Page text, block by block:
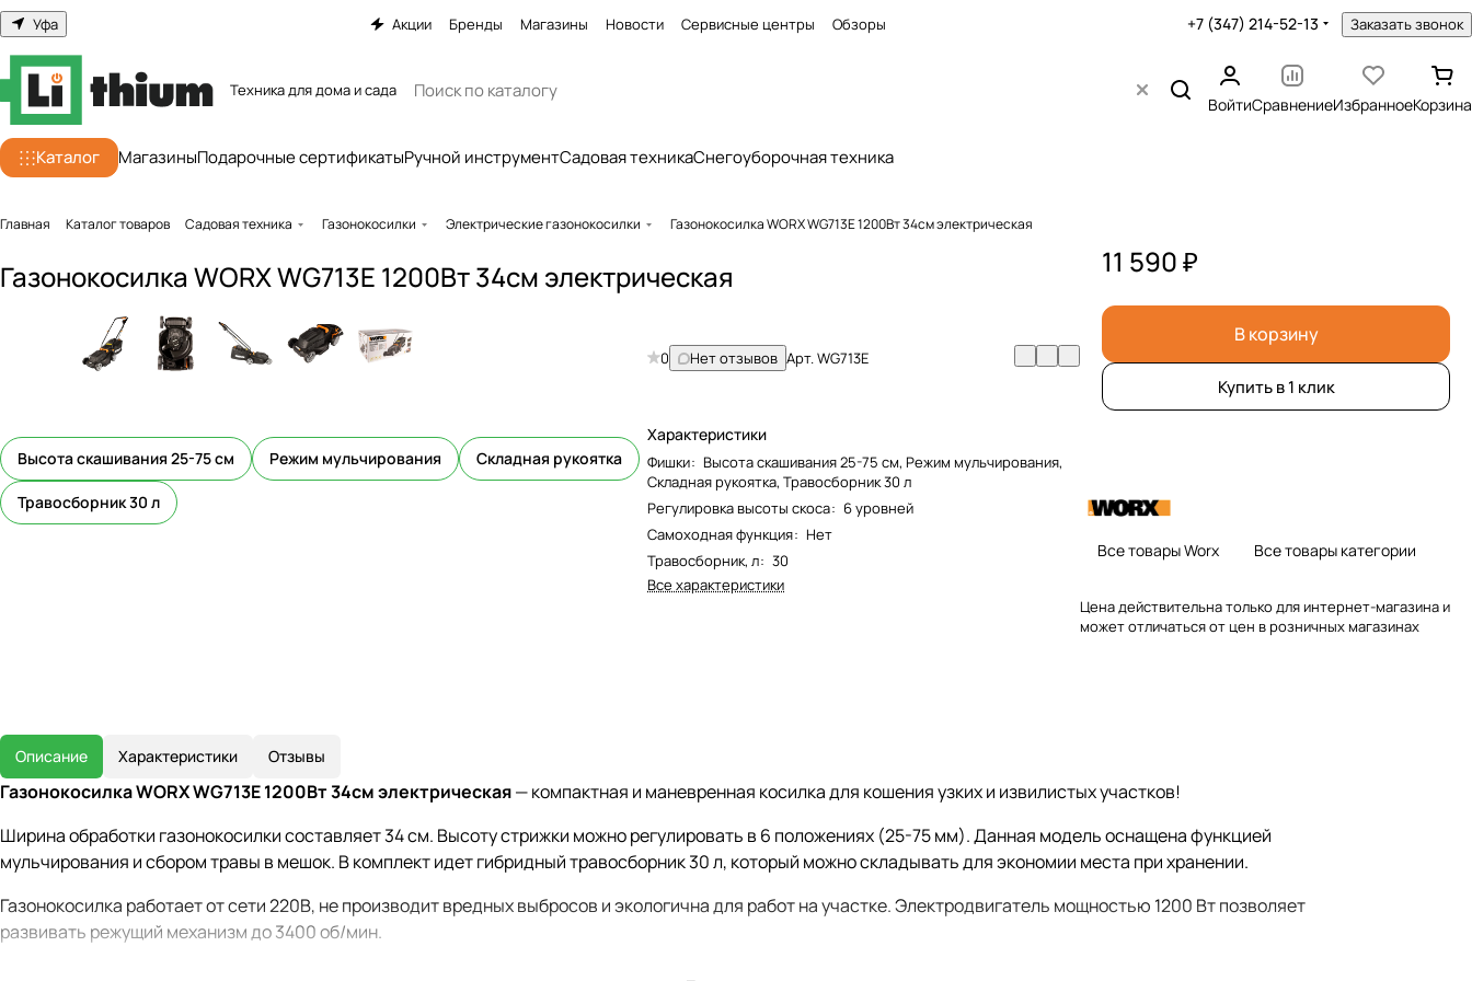
Уфа Акции Бренды Магазины Новости Сервисные центры Обзоры +7 (347) 214-52-13 Заказать звонок
Техника для дома и сада
ВойтиСравнениеИзбранноеКорзина
Каталог МагазиныПодарочные сертификатыРучной инструментСадовая техникаСнегоуборочная техника
Главная Каталог товаров Садовая техника Газонокосилки Электрические газонокосилки Газонокосилка WORX WG713E 1200Вт 34см электрическая
Газонокосилка WORX WG713E 1200Вт 34см электрическая
Высота скашивания 25-75 см Режим мульчирования Складная рукоятка
Травосборник 30 л
0 Нет отзывов Арт.WG713E
Характеристики
Фишки: Высота скашивания 25-75 см, Режим мульчирования,
Складная рукоятка, Травосборник 30 л
Регулировка высоты скоса: 6 уровней
Самоходная функция: Нет
Травосборник, л: 30
Все характеристики
11 590 ₽
В корзину
Купить в 1 клик
Все товары Worx Все товары категории
Цена действительна только для интернет-магазина и
может отличаться от цен в розничных магазинах
Описание Характеристики Отзывы
Газонокосилка WORX WG713E 1200Вт 34см электрическая— компактная и маневренная косилка для кошения узких и извилистых участков!
Ширина обработки газонокосилки составляет 34 см. Высоту стрижки можно регулировать в 6 положениях (25-75 мм). Данная модель оснащена функцией
мульчирования и сбором травы в мешок. В комплект идет гибридный травосборник 30 л, который можно складывать для экономии места при хранении.
Газонокосилка работает от сети 220В, не производит вредных выбросов и экологична для работ на участке. Электродвигатель мощностью 1200 Вт позволяет
развивать режущий механизм до 3400 об/мин.
WORX WG713E имеет регулируемую приводную рукоятку, которая настраивается под оператора. Благодаря колесам диаметром 140/160мм с резиновым